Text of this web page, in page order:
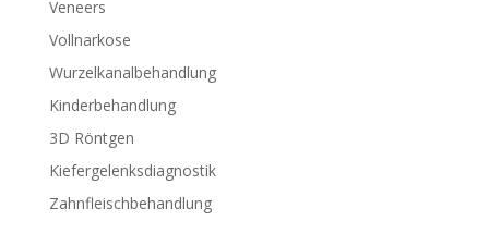
Veneers
Vollnarkose
Wurzelkanalbehandlung
Kinderbehandlung
3D Röntgen
Kiefergelenksdiagnostik
Zahnfleischbehandlung